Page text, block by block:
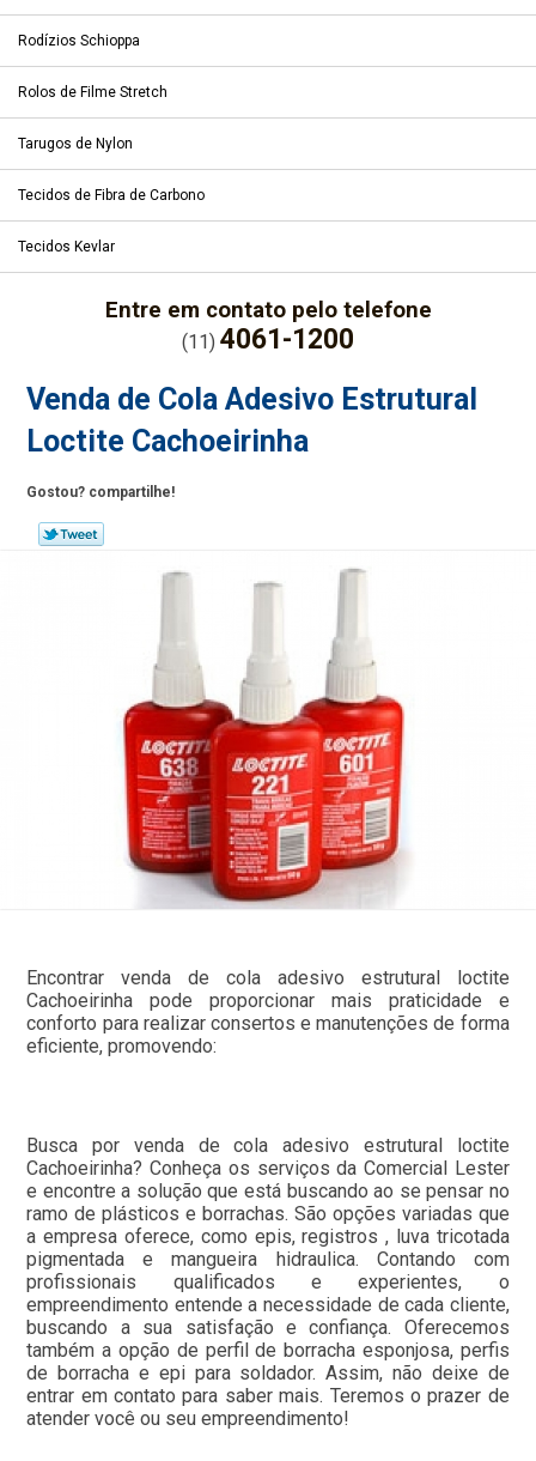
Rodízios Schioppa
Rolos de Filme Stretch
Tarugos de Nylon
Tecidos de Fibra de Carbono
Tecidos Kevlar
Entre em contato pelo telefone
(11) 4061-1200
Venda de Cola Adesivo Estrutural
Loctite Cachoeirinha
Gostou? compartilhe!
Encontrar venda de cola adesivo estrutural loctite
Cachoeirinha pode proporcionar mais praticidade e
conforto para realizar consertos e manutenções de forma
eficiente, promovendo:
Busca por venda de cola adesivo estrutural loctite
Cachoeirinha? Conheça os serviços da Comercial Lester
e encontre a solução que está buscando ao se pensar no
ramo de plásticos e borrachas. São opções variadas que
a empresa oferece, como epis, registros , luva tricotada
pigmentada e mangueira hidraulica. Contando com
profissionais qualificados e experientes, o
empreendimento entende a necessidade de cada cliente,
buscando a sua satisfação e confiança. Oferecemos
também a opção de perfil de borracha esponjosa, perfis
de borracha e epi para soldador. Assim, não deixe de
entrar em contato para saber mais. Teremos o prazer de
atender você ou seu empreendimento!